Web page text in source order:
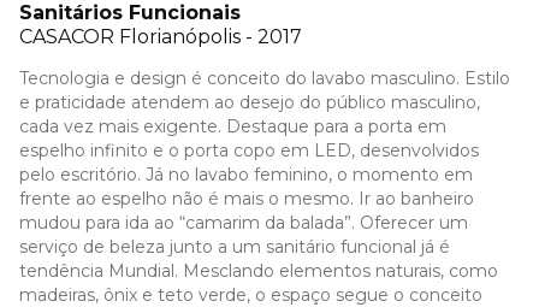
Sanitários Funcionais
CASACOR Florianópolis - 2017
Tecnologia e design é conceito do lavabo masculino. Estilo
e praticidade atendem ao desejo do público masculino,
cada vez mais exigente. Destaque para a porta em
espelho infinito e o porta copo em LED, desenvolvidos
pelo escritório. Já no lavabo feminino, o momento em
frente ao espelho não é mais o mesmo. Ir ao banheiro
mudou para ida ao “camarim da balada”. Oferecer um
serviço de beleza junto a um sanitário funcional já é
tendência Mundial. Mesclando elementos naturais, como
madeiras, ônix e teto verde, o espaço segue o conceito